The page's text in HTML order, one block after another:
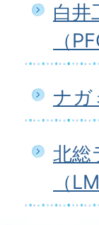
白井
（
ナガ
北総
（